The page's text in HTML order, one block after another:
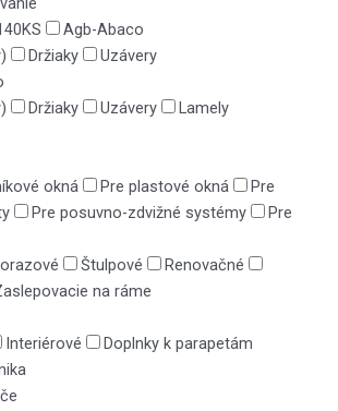
Agb-Abaco
Držiaky
Uzávery
Držiaky Uzávery
Lamely
okná
Pre plastové okná
Pre
Pre posuvno-zdvižné systémy
Pre
Štulpové
Renovačné
na ráme
Interiérové
Doplnky k parapetám